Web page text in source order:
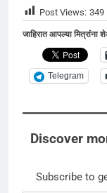
Post Views: 349
जाहिरात आपल्या मित्रांना
Telegram
Discover
Subscribe to
Type your email…